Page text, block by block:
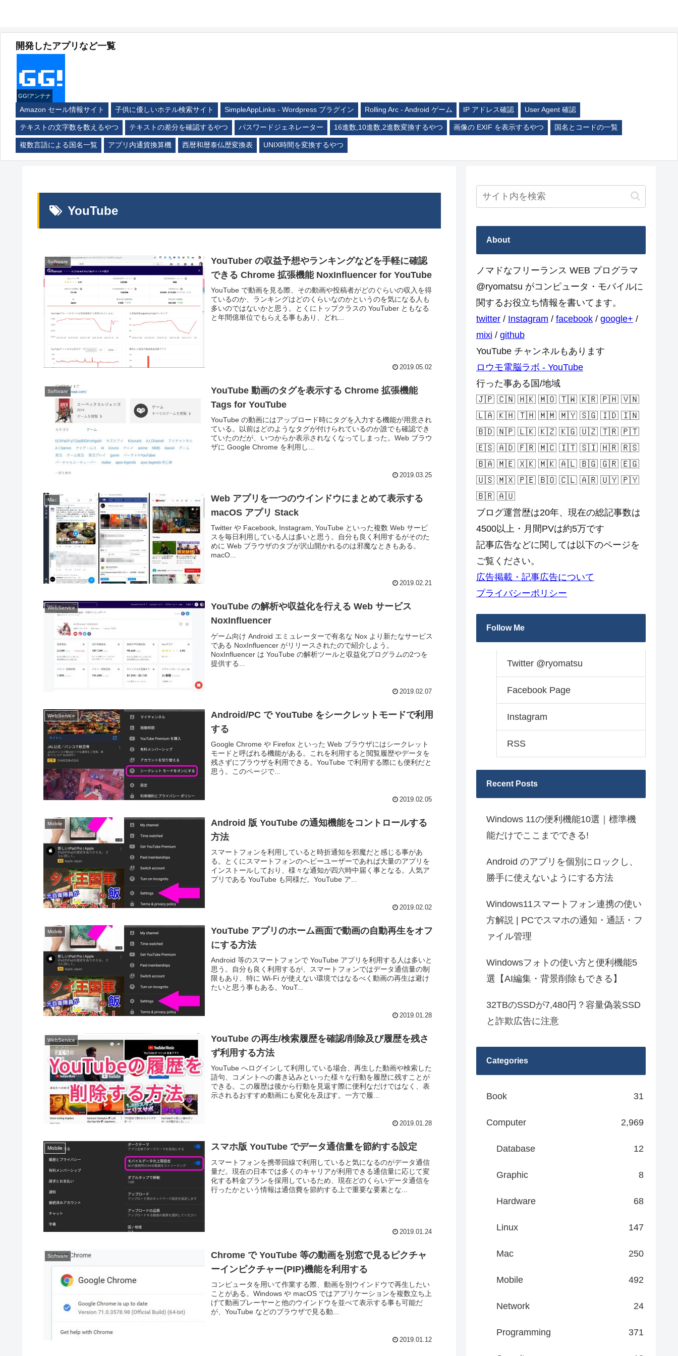
開発したアプリなど一覧
GG!アンテナ
Amazon セール情報サイト 子供に優しいホテル検索サイト SimpleAppLinks - Wordpress プラグイン Rolling Arc - Android ゲーム IP アドレス確認 User Agent 確認
テキストの文字数を数えるやつ テキストの差分を確認するやつ パスワードジェネレーター 16進数,10進数,2進数変換するやつ 画像の EXIF を表示するやつ 国名とコードの一覧
複数言語による国名一覧 アプリ内通貨換算機 西暦和暦泰仏歴変換表 UNIX時間を変換するやつ
YouTube
Software
YouTuber の収益予想やランキングなどを手軽に確認
できる Chrome 拡張機能 NoxInfluencer for YouTube
YouTube で動画を見る際、その動画や投稿者がどのぐらいの収入を得
ているのか、ランキングはどのくらいなのかというのを気になる人も
多いのではないかと思う。とくにトップクラスの YouTuber ともなる
と年間億単位でもらえる事もあり、どれ...
2019.05.02
Software
YouTube 動画のタグを表示する Chrome 拡張機能
Tags for YouTube
YouTube の動画にはアップロード時にタグを入力する機能が用意され
ている。以前はどのようなタグが付けられているのか誰でも確認でき
ていたのだが、いつからか表示されなくなってしまった。Web ブラウ
ザに Google Chrome を利用し...
2019.03.25
Mac
Web アプリを一つのウインドウにまとめて表示する
macOS アプリ Stack
Twitter や Facebook, Instagram, YouTube といった複数 Web サービ
スを毎日利用している人は多いと思う。自分も良く利用するがそのた
めに Web ブラウザのタブが沢山開かれるのは邪魔なときもある。
macO...
2019.02.21
WebService
YouTube の解析や収益化を行える Web サービス
NoxInfluencer
ゲーム向け Android エミュレーターで有名な Nox より新たなサービス
である NoxInfluencer がリリースされたので紹介しよう。
NoxInfluencer は YouTube の解析ツールと収益化プログラムの2つを
提供する...
2019.02.07
WebService
Android/PC で YouTube をシークレットモードで利用
する
Google Chrome や Firefox といった Web ブラウザにはシークレット
モードと呼ばれる機能がある。これを利用すると閲覧履歴やデータを
残さずにブラウザを利用できる。YouTube で利用する際にも便利だと
思う。このページで...
2019.02.05
Mobile
Android 版 YouTube の通知機能をコントロールする
方法
スマートフォンを利用していると時折通知を邪魔だと感じる事があ
る。とくにスマートフォンのヘビーユーザーであれば大量のアプリを
インストールしており、様々な通知が四六時中届く事となる。人気ア
プリである YouTube も同様だ。YouTube ア...
2019.02.02
Mobile
YouTube アプリのホーム画面で動画の自動再生をオフ
にする方法
Android 等のスマートフォンで YouTube アプリを利用する人は多いと
思う。自分も良く利用するが、スマートフォンではデータ通信量の制
限もあり、特に Wi-Fi が使えない環境ではなるべく動画の再生は避け
たいと思う事もある。YouT...
2019.01.28
WebService
YouTube の再生/検索履歴を確認/削除及び履歴を残さ
ず利用する方法
YouTube へログインして利用している場合、再生した動画や検索した
語句、コメントへの書き込みといった様々な行動を履歴に残すことが
できる。この履歴は後から行動を見返す際に便利なだけではなく、表
示されるおすすめ動画にも変化を及ぼす。一方で履...
2019.01.28
Mobile スマホ版 YouTube でデータ通信量を節約する設定
スマートフォンを携帯回線で利用していると気になるのがデータ通信
量だ。現在の日本では多くのキャリアが利用できる通信量に応じて変
化する料金プランを採用しているため、現在どのくらいデータ通信を
行ったかという情報は通信費を節約する上で重要な要素とな...
2019.01.24
Software
Chrome で YouTube 等の動画を別窓で見るピクチャ
ーインピクチャー(PIP)機能を利用する
コンピュータを用いて作業する際、動画を別ウインドウで再生したい
ことがある。Windows や macOS ではアプリケーションを複数立ち上
げて動画プレーヤーと他のウインドウを並べて表示する事も可能だ
が、YouTube などのブラウザで見る動...
2019.01.12
About
ノマドなフリーランス WEB プログラマ
@ryomatsu がコンピュータ・モバイルに
関するお役立ち情報を書いてます。
twitter / Instagram / facebook / google+ /
mixi / github
YouTube チャンネルもあります
ロウモ電脳ラボ - YouTube
行った事ある国/地域
🇯🇵 🇨🇳 🇭🇰 🇲🇴 🇹🇼 🇰🇷 🇵🇭 🇻🇳
🇱🇦 🇰🇭 🇹🇭 🇲🇲 🇲🇾 🇸🇬 🇮🇩 🇮🇳
🇧🇩 🇳🇵 🇱🇰 🇰🇿 🇰🇬 🇺🇿 🇹🇷 🇵🇹
🇪🇸 🇦🇩 🇫🇷 🇲🇨 🇮🇹 🇸🇮 🇭🇷 🇷🇸
🇧🇦 🇲🇪 🇽🇰 🇲🇰 🇦🇱 🇧🇬 🇬🇷 🇪🇬
🇺🇸 🇲🇽 🇵🇪 🇧🇴 🇨🇱 🇦🇷 🇺🇾 🇵🇾
🇧🇷 🇦🇺
ブログ運営歴は20年、現在の総記事数は
4500以上・月間PVは約5万です
記事広告などに関しては以下のページを
ご覧ください。
広告掲載・記事広告について
プライバシーポリシー
Follow Me
Twitter @ryomatsu
Facebook Page
Instagram
RSS
Recent Posts
Windows 11の便利機能10選｜標準機
能だけでここまでできる!
Android のアプリを個別にロックし、
勝手に使えないようにする方法
Windows11スマートフォン連携の使い
方解説 | PCでスマホの通知・通話・フ
ァイル管理
Windowsフォトの使い方と便利機能5
選【AI編集・背景削除もできる】
32TBのSSDが7,480円？容量偽装SSD
と詐欺広告に注意
Categories
Book 31
Computer 2,969
Database 12
Graphic 8
Hardware 68
Linux 147
Mac 250
Mobile 492
Network 24
Programming 371